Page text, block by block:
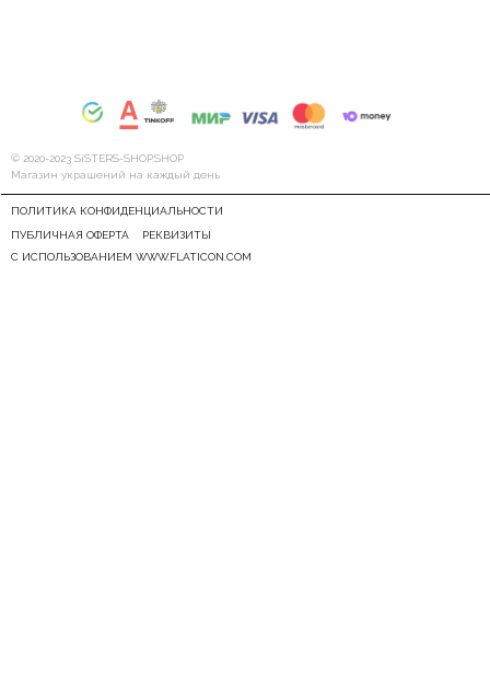
© 2020-2023 SiSTERS-SHOP.SHOP
Магазин украшений на каждый день
РЕКВИЗИТЫ
ПОЛИТИКА КОНФИДЕНЦИАЛЬНОСТИ
ПУБЛИЧНАЯ ОФЕРТА
С ИСПОЛЬЗОВАНИЕМ WWW.FLATICON.COM